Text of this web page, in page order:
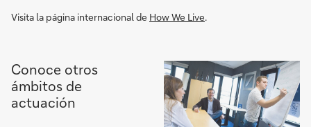
Visita la página internacional de How We Live.
Conoce otros
ámbitos de
actuación